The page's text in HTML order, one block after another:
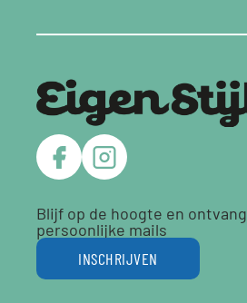
Blijf op de hoogte en ontvang
persoonlijke mails
INSCHRIJVEN